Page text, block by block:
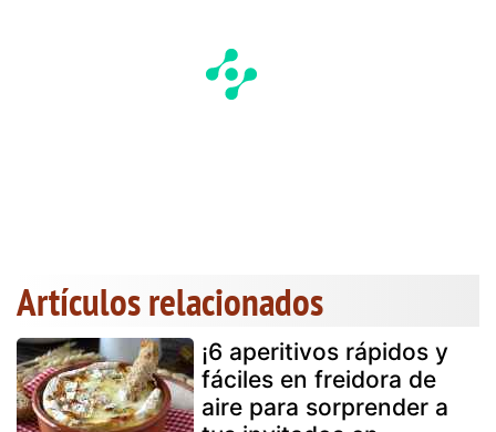
Artículos relacionados
¡6 aperitivos rápidos y
fáciles en freidora de
aire para sorprender a